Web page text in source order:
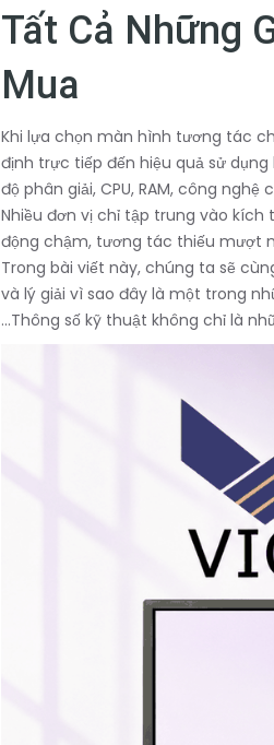
Tất Cả Những
Mua
Khi lựa chọn màn hình tương tác
định trực tiếp đến hiệu quả sử
độ phân giải, CPU, RAM, công
Nhiều đơn vị chỉ tập trung vào
động chậm, tương tác thiếu mượt
Trong bài viết này, chúng ta sẽ
và lý giải vì sao đây là một trong
...Thông số kỹ thuật không chỉ là